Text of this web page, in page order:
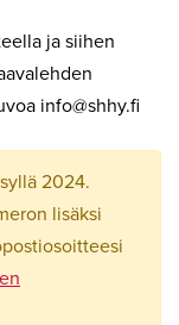
ja siihen
info shhy.fi
2024.
lisäksi